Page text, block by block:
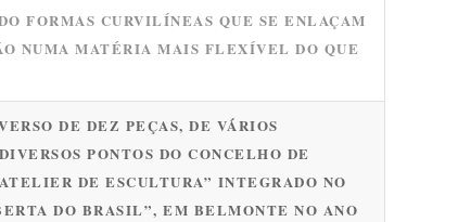
FORMAS CURVILÍNEAS QUE SE ENLAÇAM
NUMA MATÉRIA MAIS FLEXÍVEL DO QUE
DE DEZ PEÇAS, DE VÁRIOS
PONTOS DO CONCELHO DE
DE ESCULTURA” INTEGRADO NO
DO BRASIL”, EM BELMONTE NO ANO